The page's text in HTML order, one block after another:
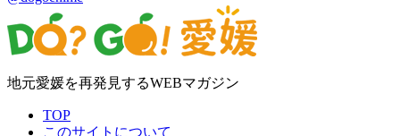
地元愛媛を再発見するWEBマガジン
TOP
このサイトについて